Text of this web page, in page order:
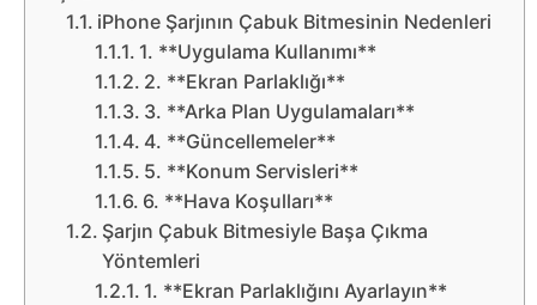
Bilgisayar
Bilim
Bitcoin
Bitkiler
Çizgi
iPhone Şarjının Çabuk Bitmesinin Nedenleri
1. **Uygulama Kullanımı**
2. **Ekran Parlaklığı**
3. **Arka Plan Uygulamaları**
4. **Güncellemeler**
5. **Konum Servisleri**
6. **Hava Koşulları**
Şarjın Çabuk Bitmesiyle Başa Çıkma
Yöntemleri
1. **Ekran Parlaklığını Ayarlayın**